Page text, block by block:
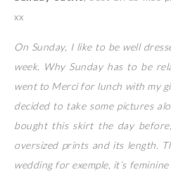
xx
On Sunday, I like to be well
week. Why Sunday has to be
went to Merci for lunch with my
decided to take some pictures
bought this skirt the day
oversized prints and its length.
wedding for exemple, it’s